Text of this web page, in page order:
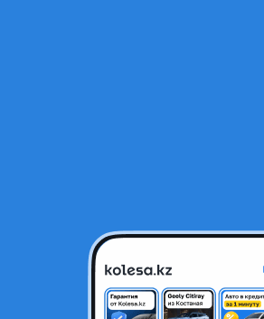
Бампер Фары Решотки в Сборе ес 2015-